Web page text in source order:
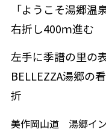
「ようこそ湯郷温
右折し400ｍ進む
左手に季譜の里の
BELLEZZA湯郷の
折
美作岡山道 湯郷イ